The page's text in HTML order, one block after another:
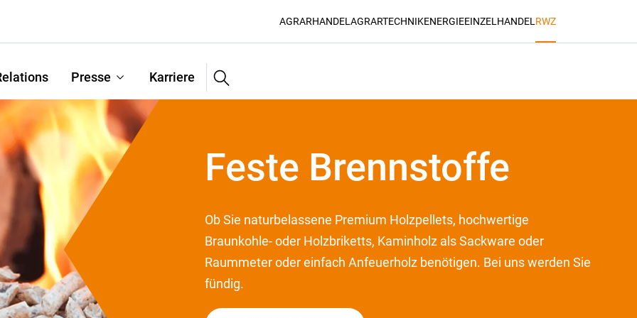
AGRARHANDEL AGRARTECHNIKENERGIEEINZELHANDEL RWZ
Presse Karriere Suche
Feste Brennstoffe
Ob Sie naturbelassene Premium Holzpellets, hochwertige
Braunkohle- oder Holzbriketts, Kaminholz als Sackware oder
Raummeter oder einfach Anfeuerholz benötigen. Bei uns werden Sie
fündig.